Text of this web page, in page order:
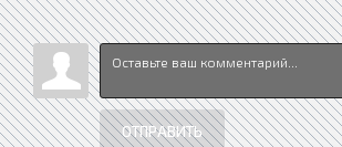
ОТПРАВИТЬ